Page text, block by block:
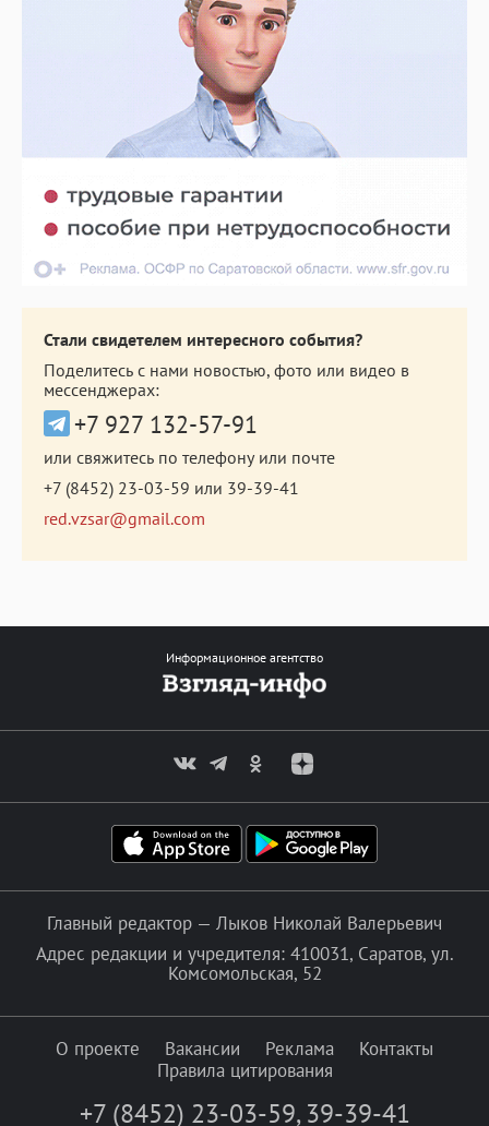
Стали свидетелем интересного события?
Поделитесь с нами новостью, фото или видео в
мессенджерах:
+7 927 132-57-91
или свяжитесь по телефону или почте
+7 (8452) 23-03-59 или 39-39-41
red.vzsar@gmail.com
Информационное агентство
Главный редактор — Лыков Николай Валерьевич
Адрес редакции и учредителя: 410031, Саратов, ул.
Комсомольская, 52
О проекте Вакансии Реклама
Контакты
Правила цитирования
+7 (8452) 23-03-59, 39-39-41